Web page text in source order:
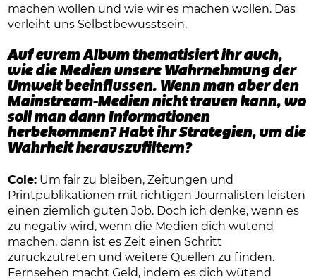
machen wollen und wie wir es machen wollen. Das
verleiht uns Selbstbewusstsein.
Auf eurem Album thematisiert ihr auch,
wie die Medien unsere Wahrnehmung der
Umwelt beeinflussen. Wenn man aber den
Mainstream-Medien nicht trauen kann, wo
soll man dann Informationen
herbekommen? Habt ihr Strategien, um die
Wahrheit herauszufiltern?
Cole: Um fair zu bleiben, Zeitungen und
Printpublikationen mit richtigen Journalisten leisten
einen ziemlich guten Job. Doch ich denke, wenn es
zu negativ wird, wenn die Medien dich wütend
machen, dann ist es Zeit einen Schritt
zurückzutreten und weitere Quellen zu finden.
Fernsehen macht Geld, indem es dich wütend